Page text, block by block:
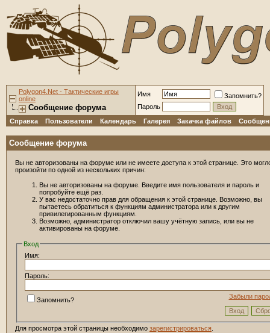
Polygon4.Net - Тактические игры
online
Сообщение форума
Имя
Запомнить?
Пароль
Справка
Пользователи Календарь Галерея Закачка файлов
Сообщение форума
Вы не авторизованы на форуме или не имеете доступа к этой странице. Это
произойти по одной из нескольких причин:
Вы не авторизованы на форуме. Введите имя пользователя и пароль и
попробуйте ещё раз.
У вас недостаточно прав для обращения к этой странице. Возможно, вы
пытаетесь обратиться к функциям администратора или к другим
привилегированным функциям.
Возможно, администратор отключил вашу учётную запись, или вы не
активированы на форуме.
Вход
Имя:
Пароль:
Забыли
Запомнить?
Для просмотра этой страницы необходимо зарегистрироваться